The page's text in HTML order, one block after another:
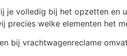
je volledig bij het opzetten
precies welke elementen het
bij vrachtwagenreclame